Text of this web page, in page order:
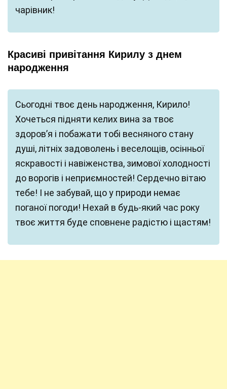
чарівник!
Красиві привітання Кирилу з днем
народження
Сьогодні твоє день народження, Кирило!
Хочеться підняти келих вина за твоє
здоров’я і побажати тобі весняного стану
душі, літніх задоволень і веселощів, осінньої
яскравості і навіженства, зимової холодності
до ворогів і неприємностей! Сердечно вітаю
тебе! І не забувай, що у природи немає
поганої погоди! Нехай в будь-який час року
твоє життя буде сповнене радістю і щастям!